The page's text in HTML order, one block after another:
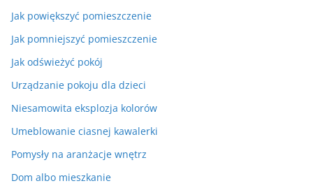
Jak powiększyć pomieszczenie
Jak pomniejszyć pomieszczenie
Jak odświeżyć pokój
Urządzanie pokoju dla dzieci
Niesamowita eksplozja kolorów
Umeblowanie ciasnej kawalerki
Pomysły na aranżacje wnętrz
Dom albo mieszkanie